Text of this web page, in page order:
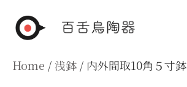
Home / 浅鉢 / 内外間取10角５寸鉢